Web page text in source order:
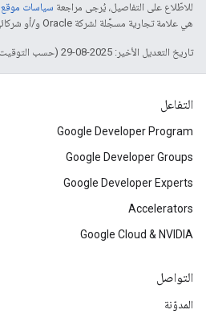
للاطّلاع على التفاصيل، يُرجى مراجعة سياسات موقع Google Developers‏
هي علامة تجارية مسجَّلة لشركة Oracle و/أو شركائها التابعين.
تاريخ التعديل الأخير: 2025-08-29 (حسب التوقيت العالمي المتفَّق عليه)
التفاعل
Google Developer Program
Google Developer Groups
Google Developer Experts
Accelerators
Google Cloud & NVIDIA
التواصل
المدوّنة